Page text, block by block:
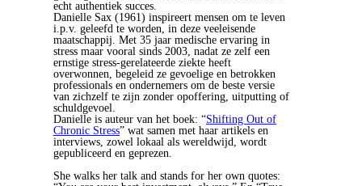
echt authentiek succes.
Danielle Sax (1961) inspireert mensen om te leven
i.p.v. geleefd te worden, in deze veeleisende
maatschappij. Met 35 jaar medische ervaring in
stress maar vooral sinds 2003, nadat ze zelf een
ernstige stress-gerelateerde ziekte heeft
overwonnen, begeleid ze gevoelige en betrokken
professionals en ondernemers om de beste versie
van zichzelf te zijn zonder opoffering, uitputting of
schuldgevoel.
Danielle is auteur van het boek: “Shifting Out of
Chronic Stress” wat samen met haar artikels en
interviews, zowel lokaal als wereldwijd, wordt
gepubliceerd en geprezen.
She walks her talk and stands for her own quotes: